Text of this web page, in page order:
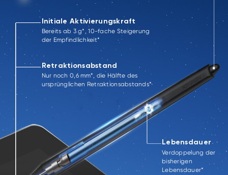
Initiale Aktivierungskraft
Bereits ab 3 g*, 10-fache Steigerung
der Empfindlichkeit*
Retraktionsabstand
Nur noch 0,6 mm*, die Hälfte des
ursprünglichen Retraktionsabstands*
Lebensdauer
Verdoppelung der
bisherigen
Lebensdauer*